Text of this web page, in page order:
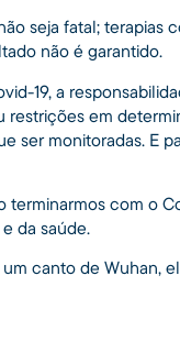
seja fatal; terapias
não é garantido.
19, a
restrições em
ser monitoradas. E
com o
da saúde.
canto de Wuhan,